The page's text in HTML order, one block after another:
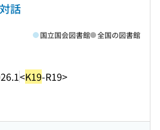
話
<K19-R19>
国立国会図書館 全国の図書館